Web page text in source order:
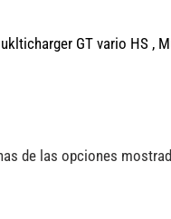
GT vario HS ,
de las opciones